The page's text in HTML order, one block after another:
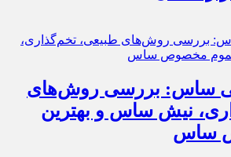
ساس: بررسی روش‌های
نیش ساس و بهترین
ساس